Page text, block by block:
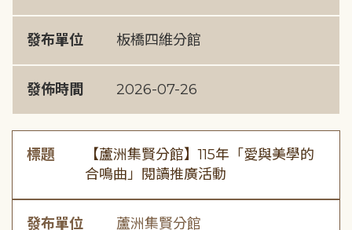
發布單位 板橋四維分館
發佈時間 2026-07-26
標題
【蘆洲集賢分館】115年「愛與美學的
合鳴曲」閱讀推廣活動
發布單位 蘆洲集賢分館